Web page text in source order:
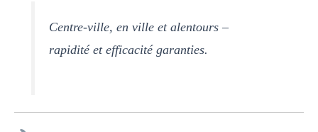
Centre-ville, en ville et alentours –
rapidité et efficacité garanties.